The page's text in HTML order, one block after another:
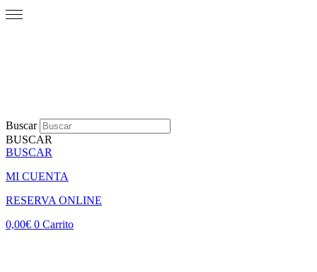
Buscar
BUSCAR
BUSCAR
MI CUENTA
RESERVA ONLINE
0,00€ 0 Carrito